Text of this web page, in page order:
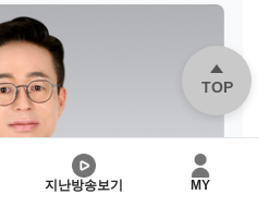
TOP
지난방송보기 MY